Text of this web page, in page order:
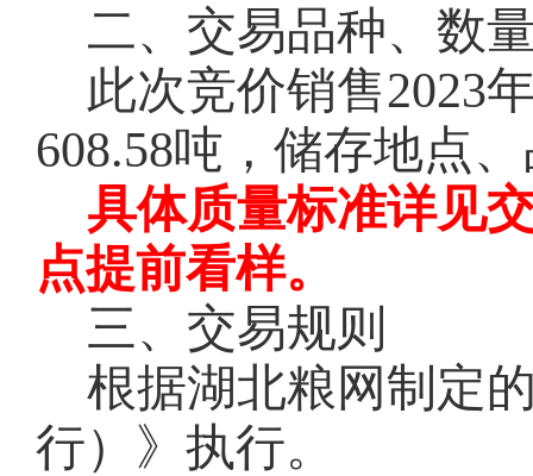
二、交易品种、数
此次竞价销售2023
608.58吨，储存地点
具体质量标准详见
点提前看样。
三、交易规则
根据湖北粮网制定
行）》执行。